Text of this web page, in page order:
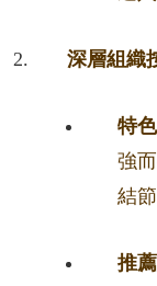
深層組織
特色
強
結
推